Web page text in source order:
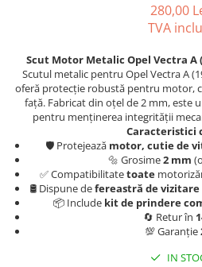
Carlige Dacia
Carlige Daewoo
Carlige Dodge
Carlige Dongfeng
Carlige DR
Carlige DS
Carlige Ebro
Carlige Fiat
280,00
TVA
Scut Motor Metalic Opel Vectra A
Scutul metalic pentru Opel Vectra A
oferă protecție robustă pentru motor,
față. Fabricat din oțel de 2 mm, este
pentru menținerea integrității
Caracteristici
🛡️ Protejează motor, cutie de
🔩 Grosime2 mm
✅ Compatibilitatetoate
🛢️ Dispune defereastră de vizitare
📦 Include kit de prindere
🔄 Retur în
💯 Garanție
IN